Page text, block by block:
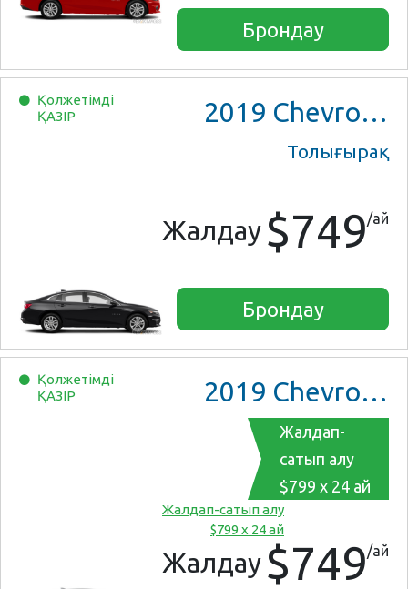
Брондау
Қолжетімді
ҚАЗІР
2019 Chevrolet Malibu
Толығырақ
Жалдау $749/ай
Брондау
Қолжетімді
ҚАЗІР
2019 Chevrolet Malibu
Жалдап-
сатып алу
$799 x 24 ай
Жалдап-сатып алу
$799 x 24 ай
Жалдау $749/ай